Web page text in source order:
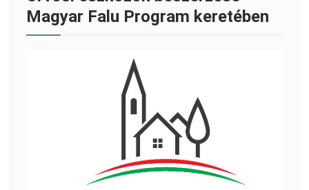
Magyar Falu Program keretében